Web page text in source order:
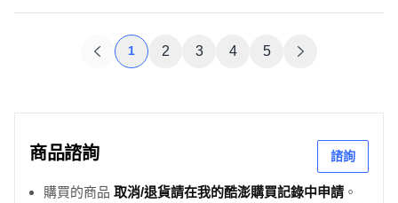
1 2 3 4 5
商品諮詢 諮詢
購買的商品 取消/退貨請在我的酷澎購買記錄中申請 。